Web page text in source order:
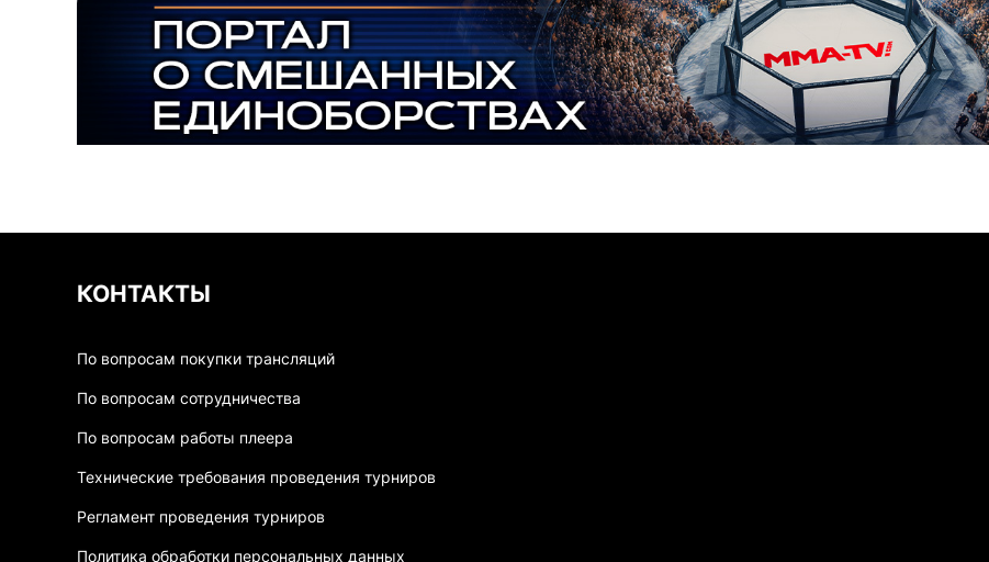
КОНТАКТЫ
По вопросам покупки трансляций
По вопросам сотрудничества
По вопросам работы плеера
Технические требования проведения турниров
Регламент проведения турниров
Политика обработки персональных данных